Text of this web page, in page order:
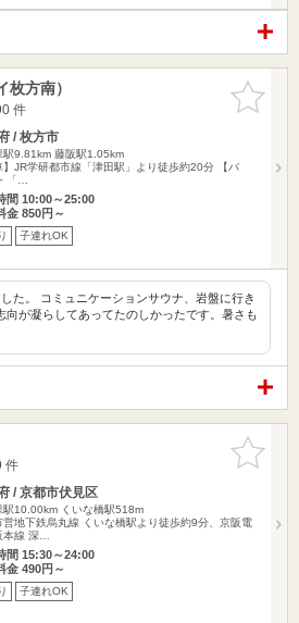
お気に入
りに追加
方南）
件
/ 枚方市
駅9.81km 藤阪駅1.05km
】JR学研都市線「津田駅」より徒歩約20分 【バ
「…
間 10:00～25:00
金 850円～
子連れOK
た。 コミュニケーションサウナ、岩盤に行き
向が凝らしてあってたのしかったです。暑さも
お気に入
りに追加
件
/ 京都市伏見区
駅10.00km くいな橋駅518m
営地下鉄烏丸線 くいな橋駅より徒歩約9分、京阪電
本線 深…
間 15:30～24:00
金 490円～
子連れOK